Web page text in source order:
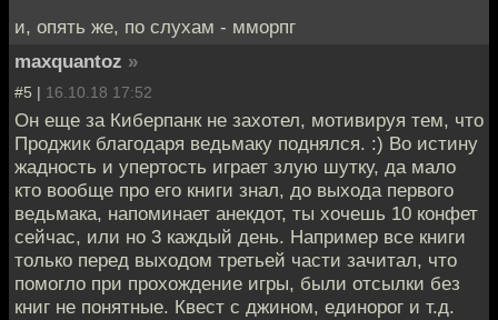
и, опять же, по слухам - мморпг
maxquantoz »
#5 | 16.10.18 17:52
Он еще за Киберпанк не захотел, мотивируя тем, что
Проджик благодаря ведьмаку поднялся. :) Во истину
жадность и упертость играет злую шутку, да мало
кто вообще про его книги знал, до выхода первого
ведьмака, напоминает анекдот, ты хочешь 10 конфет
сейчас, или но 3 каждый день. Например все книги
только перед выходом третьей части зачитал, что
помогло при прохождение игры, были отсылки без
книг не понятные. Квест с джином, единорог и т.д.